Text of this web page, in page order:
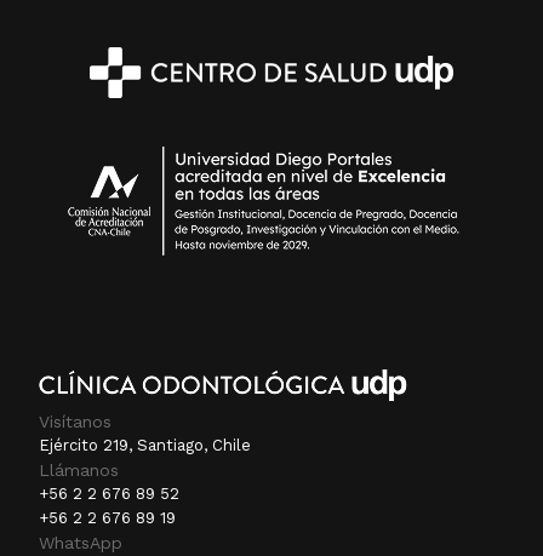
Visítanos
Ejército 219, Santiago, Chile
Llámanos
+56 2 2 676 89 52
+56 2 2 676 89 19
WhatsApp